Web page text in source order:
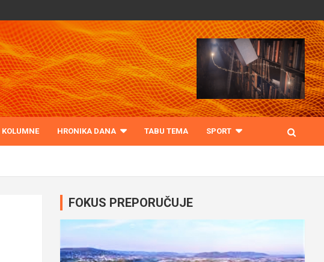
KOLUMNE HRONIKA DANA TABU TEMA SPORT
FOKUS PREPORUČUJE